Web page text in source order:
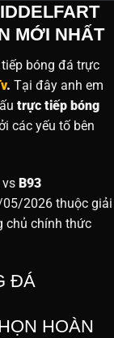
MỚI NHẤT
bóng đá trực
. Tại đây anh em
trực tiếp bóng
các yếu tố bên
vs B93
2026 thuộc giải
chủ chính thức
ĐÁ
HOÀN